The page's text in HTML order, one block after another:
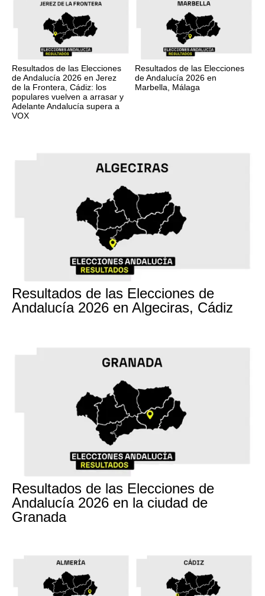
Resultados de las Elecciones
de Andalucía 2026 en Jerez
de la Frontera, Cádiz: los
populares vuelven a arrasar y
Adelante Andalucía supera a
VOX
Resultados de las Elecciones
de Andalucía 2026 en
Marbella, Málaga
Resultados de las Elecciones de
Andalucía 2026 en Algeciras, Cádiz
Resultados de las Elecciones de
Andalucía 2026 en la ciudad de
Granada